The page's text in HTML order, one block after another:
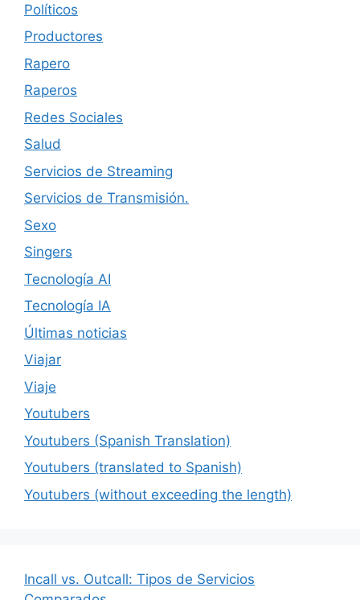
Políticos
Productores
Rapero
Raperos
Redes Sociales
Salud
Servicios de Streaming
Servicios de Transmisión.
Sexo
Singers
Tecnología AI
Tecnología IA
Últimas noticias
Viajar
Viaje
Youtubers
Youtubers (Spanish Translation)
Youtubers (translated to Spanish)
Youtubers (without exceeding the length)
Incall vs. Outcall: Tipos de Servicios